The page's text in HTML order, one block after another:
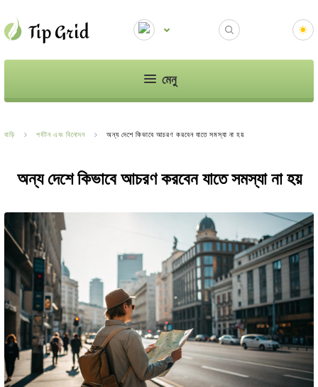
মেনু
বাড়ি পর্যটন এবং বিনোদন অন্য দেশে কিভাবে আচরণ করবেন যাতে সমস্যা না হয়
অন্য দেশে কিভাবে আচরণ করবেন যাতে সমস্যা না হয়